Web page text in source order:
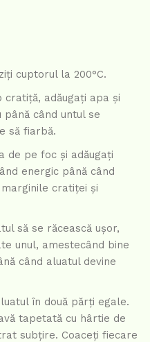
cuptorul la 200°C.
cratiță, adăugați apa și
când untul se
să fiarbă.
de pe foc și adăugați
energic până când
cratiței și
să se răcească ușor,
unul, amestecând bine
când aluatul devine
în două părți egale.
tapetată cu hârtie de
subțire. Coaceți fiecare